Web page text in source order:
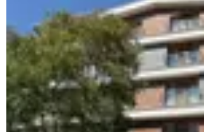
Sbell'den
Yeni Bina Ön
Çankaya, Anıttepe
2+1 ·75 m²·
53.000 ₺